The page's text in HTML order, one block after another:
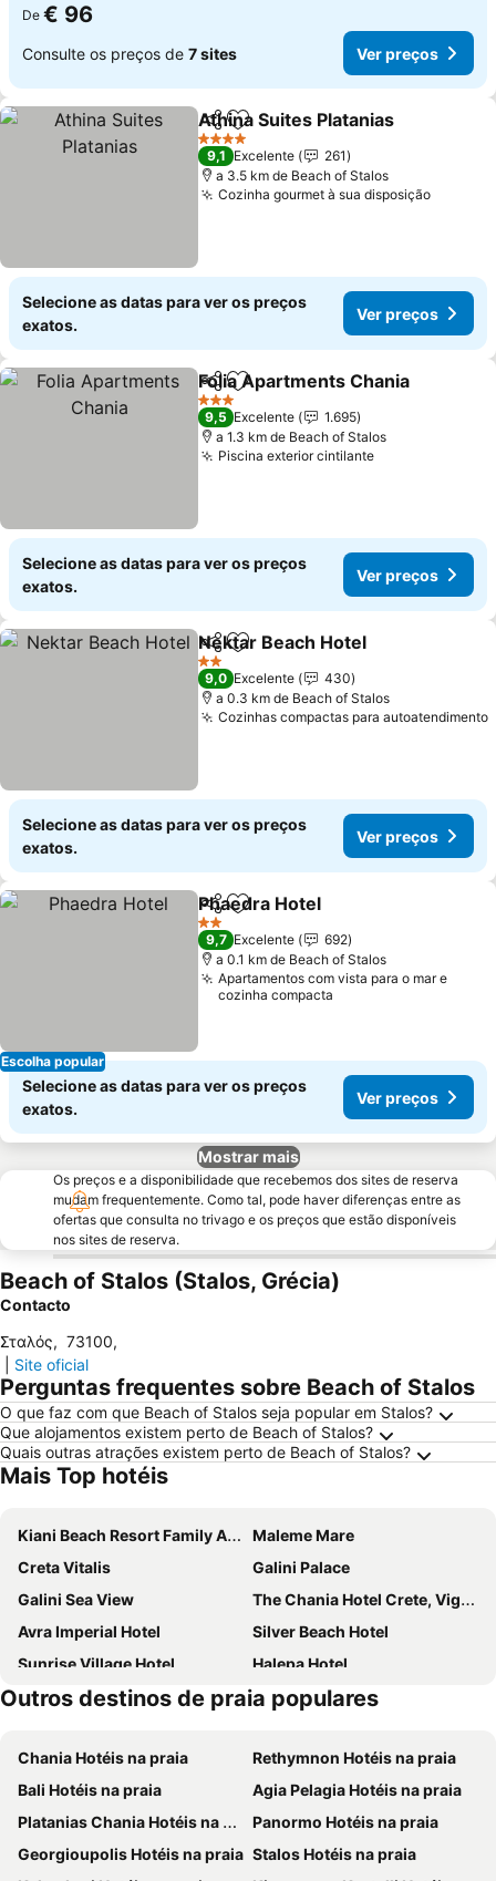
De € 96
Consulte os preços de 7 sites Ver preços
PartilharAdicionar aos favoritos
Athina Suites Platanias
4 Estrelas
9,1 Excelente
261
a 3.5 km de Beach of Stalos
Cozinha gourmet à sua disposição
Selecione as datas para ver os preços
exatos.
Ver preços
PartilharAdicionar aos favoritos
Folia Apartments Chania
3 Estrelas
9,5 Excelente
1.695
a 1.3 km de Beach of Stalos
Piscina exterior cintilante
Selecione as datas para ver os preços
exatos.
Ver preços
PartilharAdicionar aos favoritos
Nektar Beach Hotel
2 Estrelas
9,0 Excelente
430
a 0.3 km de Beach of Stalos
Cozinhas compactas para autoatendimento
Selecione as datas para ver os preços
exatos.
Ver preços
Escolha popular
PartilharAdicionar aos favoritos
Phaedra Hotel
2 Estrelas
9,7 Excelente
692
a 0.1 km de Beach of Stalos
Apartamentos com vista para o mar e
cozinha compacta
Selecione as datas para ver os preços
exatos.
Ver preços
Mostrar mais
Os preços e a disponibilidade que recebemos dos sites de reserva
mudam frequentemente. Como tal, pode haver diferenças entre as
ofertas que consulta no trivago e os preços que estão disponíveis
nos sites de reserva.
Beach of Stalos (Stalos, Grécia)
Contacto
Σταλός, 73100,
Site oficial
Perguntas frequentes sobre Beach of Stalos
O que faz com que Beach of Stalos seja popular em Stalos?
Que alojamentos existem perto de Beach of Stalos?
Quais outras atrações existem perto de Beach of Stalos?
Mais Top hotéis
Kiani Beach Resort Family All-Inclusive
Maleme Mare
Creta Vitalis
Galini Palace
Galini Sea View
The Chania Hotel Crete, Vignette Collection
Avra Imperial Hotel
Silver Beach Hotel
Sunrise Village Hotel
Halepa Hotel
Areti Suites
Myrion Beach Resort & Spa - Adults Only
Porto Kalamaki Hotel
Oasis Guesthouse
Eleftheria Hotel
Castro Beach Hotel
Royal Sun
Danaos Hotel
Anais Collection Hotels & Suites
Chania Flair Boutique Hotel, Tapestry Collection by Hilton
Outros destinos de praia populares
Chania Hotéis na praia
Rethymnon Hotéis na praia
Bali Hotéis na praia
Agia Pelagia Hotéis na praia
Platanias Chania Hotéis na praia
Panormo Hotéis na praia
Georgioupolis Hotéis na praia Stalos Hotéis na praia